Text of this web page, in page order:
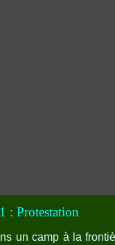
: Protestation
un camp à la